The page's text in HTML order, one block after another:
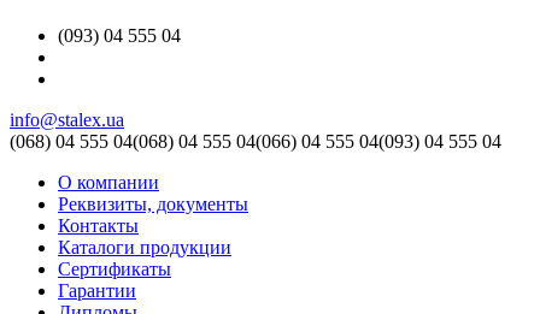
(093) 04 555 04
info@stalex.ua
(068) 04 555 04(068) 04 555 04(066) 04 555 04(093) 04 555 04
О компании
Реквизиты, документы
Контакты
Каталоги продукции
Сертификаты
Гарантии